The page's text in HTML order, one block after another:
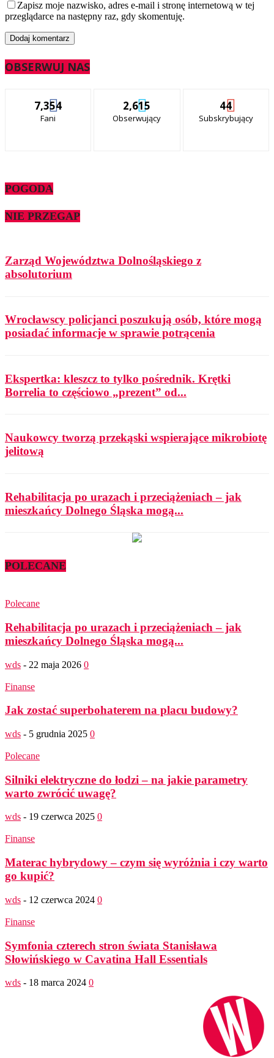
Zapisz moje nazwisko, adres e-mail i stronę internetową w tej
przeglądarce na następny raz, gdy skomentuję.
OBSERWUJ NAS
7,354
Fani
2,615
Obserwujący
44
Subskrybujący
POGODA
NIE PRZEGAP
Zarząd Województwa Dolnośląskiego z
absolutorium
Wrocławscy policjanci poszukują osób, które mogą
posiadać informacje w sprawie potrącenia
Ekspertka: kleszcz to tylko pośrednik. Krętki
Borrelia to częściowo „prezent” od...
Naukowcy tworzą przekąski wspierające mikrobiotę
jelitową
Rehabilitacja po urazach i przeciążeniach – jak
mieszkańcy Dolnego Śląska mogą...
POLECANE
Polecane
Rehabilitacja po urazach i przeciążeniach – jak
mieszkańcy Dolnego Śląska mogą...
wds - 22 maja 2026 0
Finanse
Jak zostać superbohaterem na placu budowy?
wds - 5 grudnia 2025 0
Polecane
Silniki elektryczne do łodzi – na jakie parametry
warto zwrócić uwagę?
wds - 19 czerwca 2025 0
Finanse
Materac hybrydowy – czym się wyróżnia i czy warto
go kupić?
wds - 12 czerwca 2024 0
Finanse
Symfonia czterech stron świata Stanisława
Słowińskiego w Cavatina Hall Essentials
wds - 18 marca 2024 0